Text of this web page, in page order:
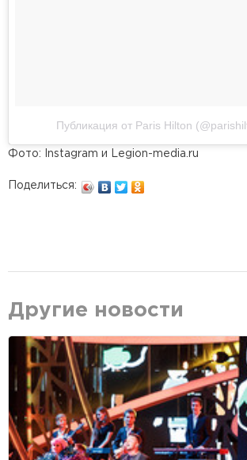
Публикация от Paris Hilton
Фото: Instagram и Legion-media.ru
Поделиться:
Другие новости